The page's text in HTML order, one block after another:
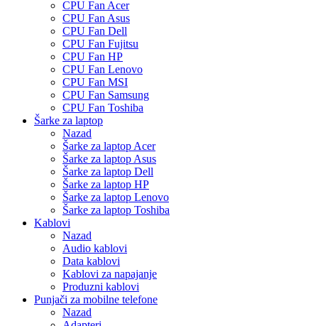
CPU Fan Acer
CPU Fan Asus
CPU Fan Dell
CPU Fan Fujitsu
CPU Fan HP
CPU Fan Lenovo
CPU Fan MSI
CPU Fan Samsung
CPU Fan Toshiba
Šarke za laptop
Nazad
Šarke za laptop Acer
Šarke za laptop Asus
Šarke za laptop Dell
Šarke za laptop HP
Šarke za laptop Lenovo
Šarke za laptop Toshiba
Kablovi
Nazad
Audio kablovi
Data kablovi
Kablovi za napajanje
Produzni kablovi
Punjači za mobilne telefone
Nazad